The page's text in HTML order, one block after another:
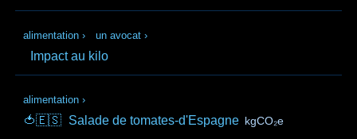
alimentation › un avocat ›
Impact au kilo
alimentation ›
🍅🇪🇸 Salade de tomates-d'Espagne kgCO₂e